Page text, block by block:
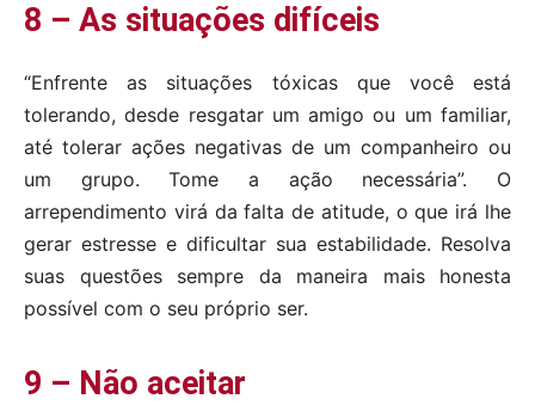
8 – As situações difíceis
“Enfrente as situações tóxicas que você está
tolerando, desde resgatar um amigo ou um familiar,
até tolerar ações negativas de um companheiro ou
um grupo. Tome a ação necessária”. O
arrependimento virá da falta de atitude, o que irá lhe
gerar estresse e dificultar sua estabilidade. Resolva
suas questões sempre da maneira mais honesta
possível com o seu próprio ser.
9 – Não aceitar